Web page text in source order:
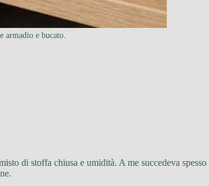
armadio e bucato.
di stoffa chiusa e umidità. A me succedeva